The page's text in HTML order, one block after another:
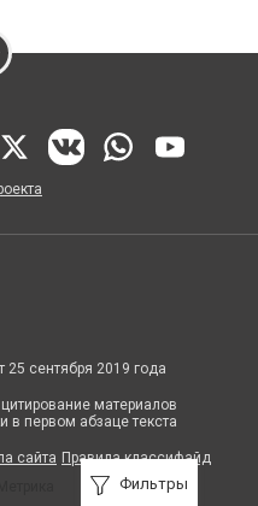
Фильтры
25 сентября 2019 года
материалов
в первом абзаце текста
сайта Правила классифайд